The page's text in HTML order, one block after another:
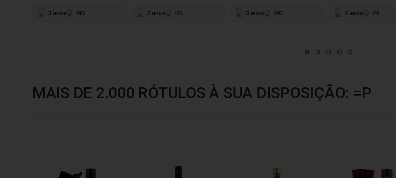
3 anos MG 2 anos RS 3 anos MG 2 anos PE
MAIS DE 2.000 RÓTULOS À SUA DISPOSIÇÃO: =P